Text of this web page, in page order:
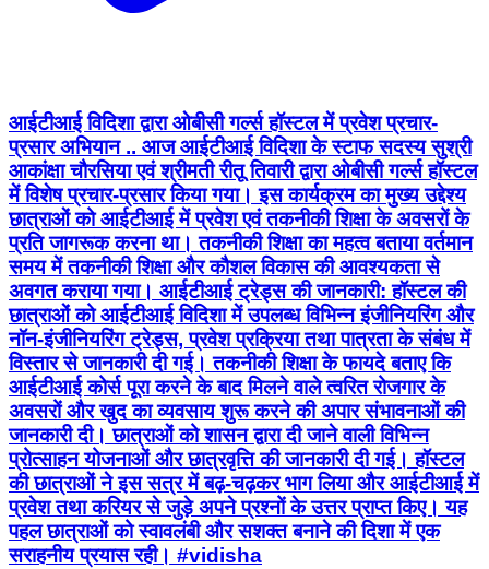
आईटीआई विदिशा द्वारा ओबीसी गर्ल्स हॉस्टल में प्रवेश प्रचार-
प्रसार अभियान .. आज आईटीआई विदिशा के स्टाफ सदस्य सुश्री
आकांक्षा चौरसिया एवं श्रीमती रीतू तिवारी द्वारा ओबीसी गर्ल्स हॉस्टल
में विशेष प्रचार-प्रसार किया गया। इस कार्यक्रम का मुख्य उद्देश्य
छात्राओं को आईटीआई में प्रवेश एवं तकनीकी शिक्षा के अवसरों के
प्रति जागरूक करना था। तकनीकी शिक्षा का महत्व बताया वर्तमान
समय में तकनीकी शिक्षा और कौशल विकास की आवश्यकता से
अवगत कराया गया। आईटीआई ट्रेड्स की जानकारी: हॉस्टल की
छात्राओं को आईटीआई विदिशा में उपलब्ध विभिन्न इंजीनियरिंग और
नॉन-इंजीनियरिंग ट्रेड्स, प्रवेश प्रक्रिया तथा पात्रता के संबंध में
विस्तार से जानकारी दी गई। तकनीकी शिक्षा के फायदे बताए कि
आईटीआई कोर्स पूरा करने के बाद मिलने वाले त्वरित रोजगार के
अवसरों और खुद का व्यवसाय शुरू करने की अपार संभावनाओं की
जानकारी दी। छात्राओं को शासन द्वारा दी जाने वाली विभिन्न
प्रोत्साहन योजनाओं और छात्रवृत्ति की जानकारी दी गई। हॉस्टल
की छात्राओं ने इस सत्र में बढ़-चढ़कर भाग लिया और आईटीआई में
प्रवेश तथा करियर से जुड़े अपने प्रश्नों के उत्तर प्राप्त किए। यह
पहल छात्राओं को स्वावलंबी और सशक्त बनाने की दिशा में एक
सराहनीय प्रयास रही। #vidisha